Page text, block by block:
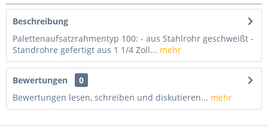
Beschreibung
Palettenaufsatzrahmentyp 100: - aus Stahlrohr geschweißt -
Standrohre gefertigt aus 1 1/4 Zoll... mehr
Bewertungen
0
Bewertungen lesen, schreiben und diskutieren... mehr